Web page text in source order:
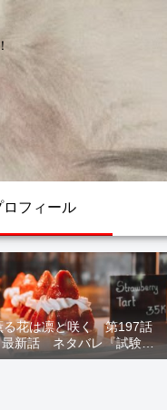
ロフィール
る花は凛と咲く 第197話
最新話 ネタバレ『試験結
果』